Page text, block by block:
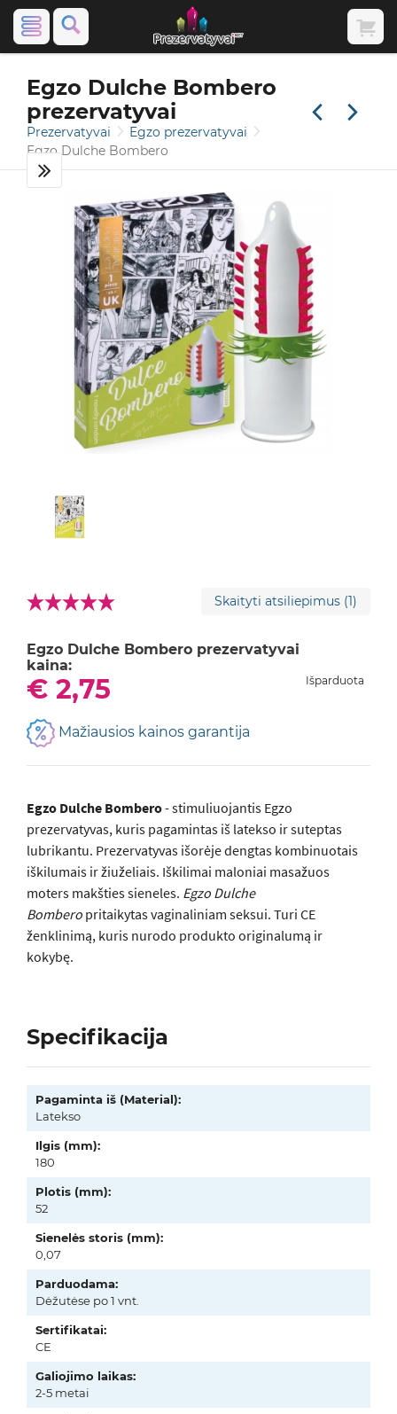
Egzo Dulche Bombero
prezervatyvai
Prezervatyvai
Egzo prezervatyvai
Egzo Dulche Bombero
Skaityti atsiliepimus (1)
Egzo Dulche Bombero prezervatyvai
kaina:
€ 2,75 Išparduota
Mažiausios kainos garantija
Egzo Dulche Bombero- stimuliuojantis Egzo
prezervatyvas, kuris pagamintas iš latekso ir suteptas
lubrikantu. Prezervatyvas išorėje dengtas kombinuotais
iškilumais ir žiuželiais. Iškilimai maloniai masažuos
moters makšties sieneles. Egzo Dulche
Bombero pritaikytas vaginaliniam seksui. Turi CE
ženklinimą, kuris nurodo produkto originalumą ir
kokybę.
Specifikacija
Pagaminta iš (Material):
Latekso
Ilgis (mm):
180
Plotis (mm):
52
Sienelės storis (mm):
0,07
Parduodama:
Dėžutėse po 1 vnt.
Sertifikatai:
CE
Galiojimo laikas:
2-5 metai